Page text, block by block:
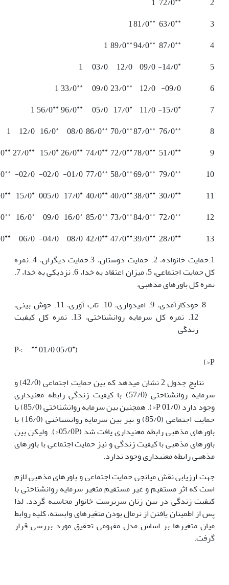
3
**
63/0
**
81/0
1
4
**
87/0
**
94/0
**
89/0
1
5
*
14/0-
09/0
12/0
03/0
1
6
09/0-
12/0
**
23/0
09/0
**
33/0
1
7
*
15/0-
11/0
*
17/0
05/0
**
96/0
**
56/0
1
8
**
76/0
**
87/0
**
70/0
**
86/0
08/0
*
16/0
12/0
1
9
**
51/0
**
78/0
**
72/0
**
74/0
**
26/0
*
15/0
**
27/0
**
10
**
79/0
**
69/0
**
58/0
**
77/0
01/0-
02/0-
02/0-
**
11
**
30/0
**
38/0
**
40/0
**
40/0
*
17/0
005/0
*
15/0
**
12
**
72/0
**
84/0
**
73/0
**
85/0
*
16/0
09/0
*
16/0
**
13
**
28/0
**
39/0
**
47/0
**
42/0
08/0
04/0-
06/0
**
1.حمایت خانواده، 2. حمایت دوستان، 3.حمایت دیگران، 4..نمره
کل حمایت اجتماعی، 5، میزان اعتقاد به خدا، 6. نزدیکی به خدا، 7.
نمره کل باورهای مذهبی،
خودکارآمدی، 9. امیدواری، 10. تاب آوری، 11. خوش بینی،
12. نمره کل سرمایه روانشناختی، 13. نمره کل کیفیت
زندگی
(
*
05/0 P<
**01/0
P<)
نتایج جدول 2 نشان می­دهد که بین حمایت اجتماعی (42/0) و
سرمایه روانشناختی (57/0) با کیفیت زندگی رابطه معنی­داری
وجود دارد (01/0 P<). همچنین بین سرمایه روانشناختی (85/0) با
حمایت اجتماعی (85/0) و نیز بین سرمایه روانشناختی (16/0) با
باورهای مذهبی رابطه معنی­داری یافت شد (05/0P<). ولیکن بین
باورهای مذهبی با کیفیت زندگی و نیز حمایت اجتماعی با باورهای
مذهبی رابطه معنی­داری وجود ندارد.
جهت ارزیابی نقش میانجی حمایت اجتماعی و باورهای مذهبی لازم
است که اثر مستقیم و غیر مستقیم متغیر سرمایه روانشناختی با
کیفیت زندگی در بین زنان سرپرست خانوار محاسبه گردد. لذا
پس از اطمینان یافتن از نرمال بودن متغیرهای وابسته، کلیه روابط
میان متغیرها بر اساس مدل مفهومی تحقیق مورد بررسی قرار
گرفت.